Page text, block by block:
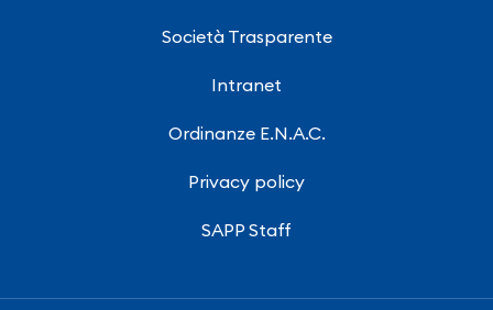
Società Trasparente
Intranet
Ordinanze E.N.A.C.
Privacy policy
SAPP Staff